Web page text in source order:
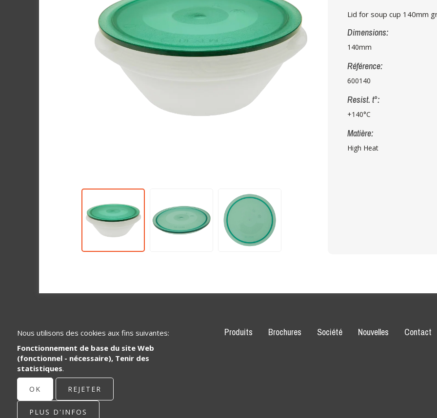
Lid for soup cup 140mm
Dimensions:
140mm
Référence:
600140
Resist. t°:
+140°C
Matière:
High Heat
Spécialisé dans le développement et la
distribution de pièces de systèmes en
plastique pour le secteur de la santé et
de la restauration.
Produits Brochures Société Nouvelles Contact
Nous utilisons des cookies aux fins suivantes:
Fonctionnement de base du site Web
(fonctionnel - nécessaire), Tenir des
statistiques.
OK REJETER
PLUS D'INFOS